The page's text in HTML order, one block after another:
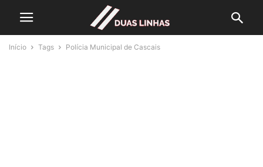
Início Tags Polícia Municipal de Cascais